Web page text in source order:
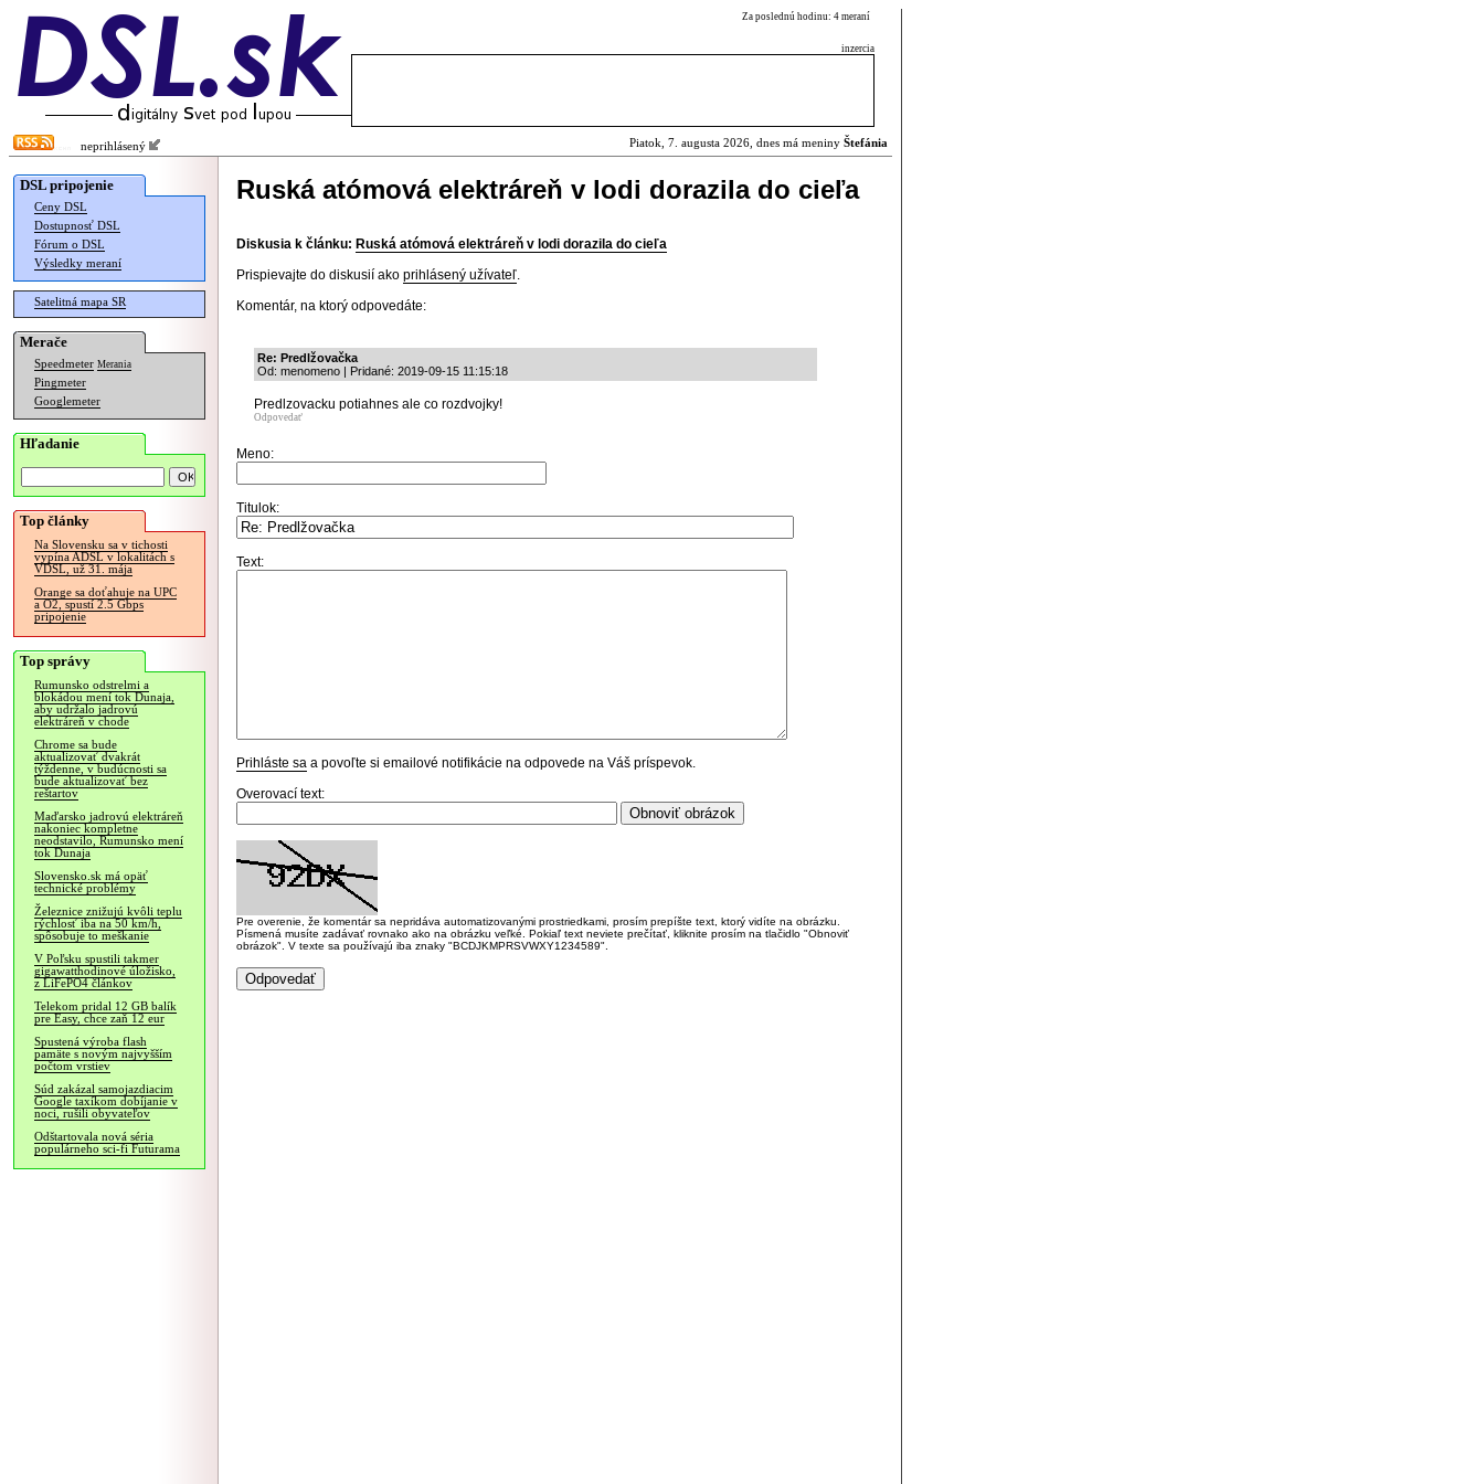
Za poslednú hodinu: 4 meraní
inzercia
neprihlásený Piatok, 7. augusta 2026, dnes má meniny Štefánia
DSL pripojenie
Ceny DSL
Dostupnosť DSL
Fórum o DSL
Výsledky meraní
Satelitná mapa SR
Merače
Speedmeter Merania
Pingmeter
Googlemeter
Hľadanie
Top články
Na Slovensku sa v tichosti
vypína ADSL v lokalitách s
VDSL, už 31. mája
Orange sa doťahuje na UPC
a O2, spustí 2.5 Gbps
pripojenie
Top správy
Rumunsko odstrelmi a
blokádou mení tok Dunaja,
aby udržalo jadrovú
elektráreň v chode
Chrome sa bude
aktualizovať dvakrát
týždenne, v budúcnosti sa
bude aktualizovať bez
reštartov
Maďarsko jadrovú elektráreň
nakoniec kompletne
neodstavilo, Rumunsko mení
tok Dunaja
Slovensko.sk má opäť
technické problémy
Železnice znižujú kvôli teplu
rýchlosť iba na 50 km/h,
spôsobuje to meškanie
V Poľsku spustili takmer
gigawatthodinové úložisko,
z LiFePO4 článkov
Telekom pridal 12 GB balík
pre Easy, chce zaň 12 eur
Spustená výroba flash
pamäte s novým najvyšším
počtom vrstiev
Súd zakázal samojazdiacim
Google taxíkom dobíjanie v
noci, rušili obyvateľov
Odštartovala nová séria
populárneho sci-fi Futurama
Ruská atómová elektráreň v lodi dorazila do cieľa
Diskusia k článku: Ruská atómová elektráreň v lodi dorazila do cieľa
Prispievajte do diskusií ako prihlásený užívateľ.
Komentár, na ktorý odpovedáte:
Re: Predlžovačka
Od: menomeno | Pridané: 2019-09-15 11:15:18
Predlzovacku potiahnes ale co rozdvojky!
Odpovedať
Meno:
Titulok:
Text:
Prihláste sa a povoľte si emailové notifikácie na odpovede na Váš príspevok.
Overovací text:
Pre overenie, že komentár sa nepridáva automatizovanými prostriedkami, prosím prepíšte text, ktorý vidíte na obrázku.
Písmená musíte zadávať rovnako ako na obrázku veľké. Pokiaľ text neviete prečítať, kliknite prosím na tlačidlo "Obnoviť
obrázok". V texte sa používajú iba znaky "BCDJKMPRSVWXY1234589".